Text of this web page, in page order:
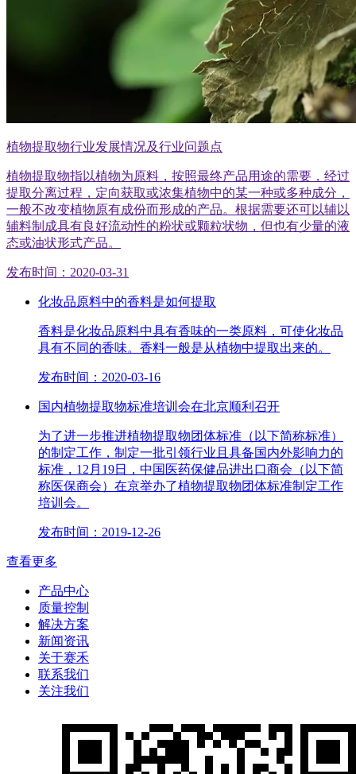
植物提取物行业发展情况及行业问题点
植物提取物指以植物为原料，按照最终产品用途的需要，经过
提取分离过程，定向获取或浓集植物中的某一种或多种成分，
一般不改变植物原有成份而形成的产品。根据需要还可以辅以
辅料制成具有良好流动性的粉状或颗粒状物，但也有少量的液
态或油状形式产品。
发布时间：2020-03-31
化妆品原料中的香料是如何提取
香料是化妆品原料中具有香味的一类原料，可使化妆品
具有不同的香味。香料一般是从植物中提取出来的。
发布时间：2020-03-16
国内植物提取物标准培训会在北京顺利召开
为了进一步推进植物提取物团体标准（以下简称标准）
的制定工作，制定一批引领行业且具备国内外影响力的
标准，12月19日，中国医药保健品进出口商会（以下简
称医保商会）在京举办了植物提取物团体标准制定工作
培训会。
发布时间：2019-12-26
查看更多
产品中心
质量控制
解决方案
新闻资讯
关于赛禾
联系我们
关注我们